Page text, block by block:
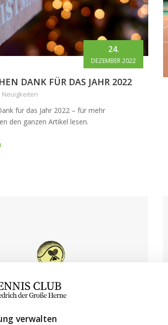
24.
DEZEMBER 2022
DANK FÜR DAS JAHR 2022
Neuigkeiten
für das Jahr 2022 – für mehr
den ganzen Artikel lesen.
verwalten